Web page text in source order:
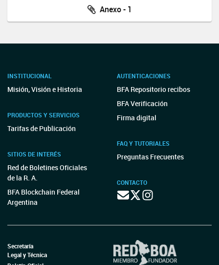
Anexo - 1
INSTITUCIONAL
Misión, Visión e Historia
PRODUCTOS Y SERVICIOS
Tarifas de Publicación
SITIOS DE INTERÉS
Red de Boletines Oficiales
de la R. A.
BFA Blockchain Federal
Argentina
AUTENTICACIONES
BFA Repositorio recibos
BFA Verificación
Firma digital
FAQ Y TUTORIALES
Preguntas Frecuentes
CONTACTO
Secretaría
Legal y Técnica